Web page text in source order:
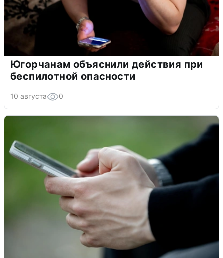
Югорчанам объяснили действия при
беспилотной опасности
10 августа 0